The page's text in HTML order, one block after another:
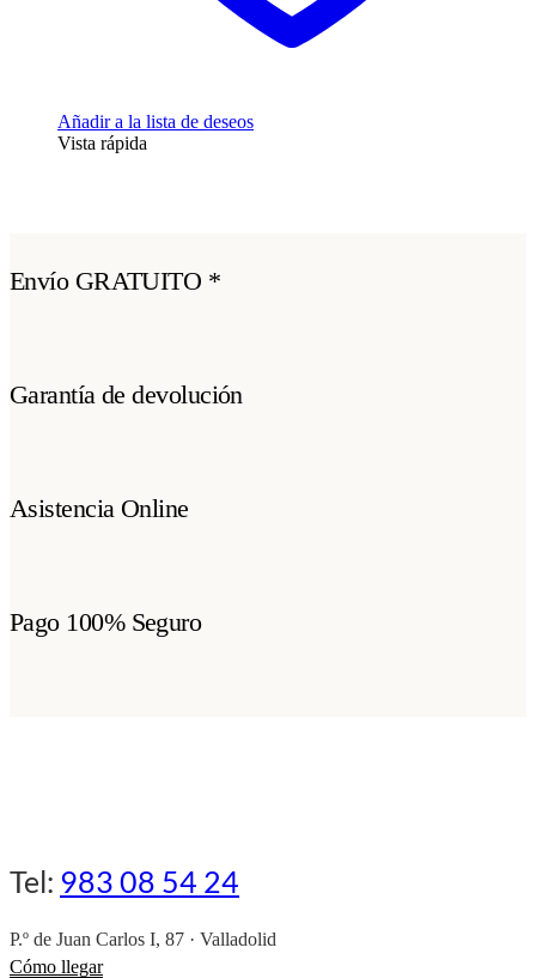
Añadir a la lista de deseos
Vista rápida
Envío GRATUITO *
Garantía de devolución
Asistencia Online
Pago 100% Seguro
Tel: 983 08 54 24
P.º de Juan Carlos I, 87 · Valladolid
Cómo llegar